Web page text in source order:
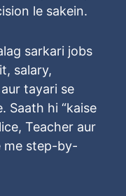
le sakein.
sarkari jobs
salary,
tayari se
Saath hi “kaise
Teacher aur
me step-by-